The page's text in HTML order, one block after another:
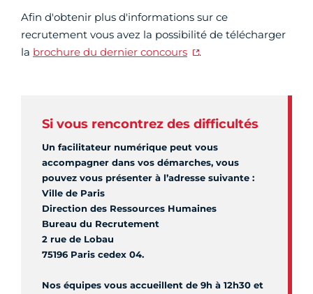
Afin d'obtenir plus d'informations sur ce
recrutement vous avez la possibilité de télécharger
la brochure du dernier concours .
Si vous rencontrez des difficultés
Un facilitateur numérique peut vous
accompagner dans vos démarches, vous
pouvez vous présenter à l’adresse suivante :
Ville de Paris
Direction des Ressources Humaines
Bureau du Recrutement
2 rue de Lobau
75196 Paris cedex 04.
Nos équipes vous accueillent de 9h à 12h30 et